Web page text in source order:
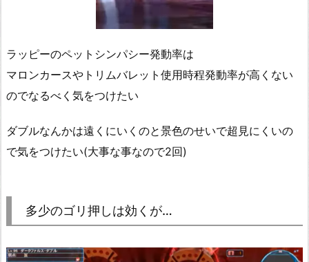
ラッピーのペットシンパシー発動率は
マロンカースやトリムバレット使用時程発動率が高くない
のでなるべく気をつけたい
ダブルなんかは遠くにいくのと景色のせいで超見にくいの
で気をつけたい(大事な事なので2回)
多少のゴリ押しは効くが…